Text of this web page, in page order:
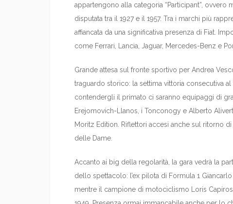
appartengono alla categoria “Participant”,
disputata tra il 1927 e il 1957. Tra i marchi più
affiancata da una significativa presenza di Fiat.
come Ferrari, Lancia, Jaguar, Mercedes-Benz e
Grande attesa sul fronte sportivo per Andrea
traguardo storico: la settima vittoria consecutiva al
contendergli il primato ci saranno equipaggi di
Erejomovich-Llanos, i Tonconogy e Alberto
Moritz Edition. Riflettori accesi anche sul ritorno
delle Dame.
Accanto ai big della regolarità, la gara vedrà la
dello spettacolo: l’ex pilota di Formula 1 Giancarlo
mentre il campione di motociclismo Loris